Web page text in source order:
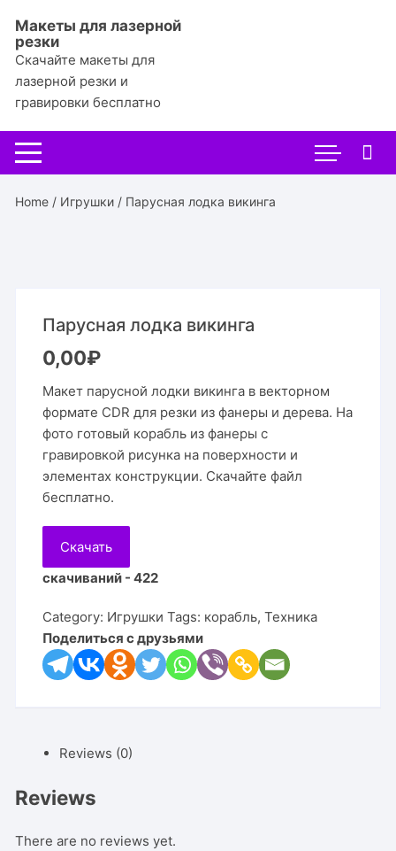
содержимому
Макеты для лазерной
резки
Скачайте макеты для
лазерной резки и
гравировки бесплатно
Home / Игрушки / Парусная лодка викинга
Парусная лодка викинга
0,00₽
Макет парусной лодки викинга в векторном
формате CDR для резки из фанеры и дерева. На
фото готовый корабль из фанеры с
гравировкой рисунка на поверхности и
элементах конструкции. Скачайте файл
бесплатно.
Скачать
скачиваний - 422
Category: Игрушки Tags: корабль,Техника
Поделиться с друзьями
Reviews (0)
Reviews
There are no reviews yet.